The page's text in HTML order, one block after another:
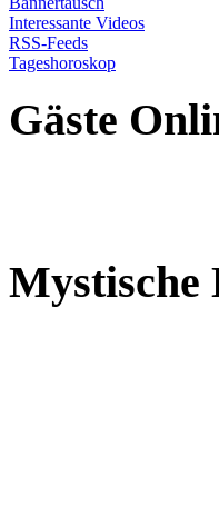
Interessante Videos
RSS-Feeds
Tageshoroskop
Gäste
Mystische